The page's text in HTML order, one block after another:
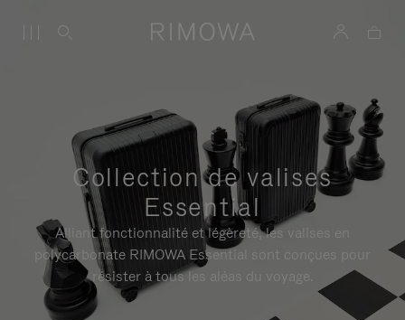
Collection de valises
Essential
Alliant fonctionnalité et légèreté, les valises en
polycarbonate RIMOWA Essential sont conçues pour
résister à tous les aléas du voyage.